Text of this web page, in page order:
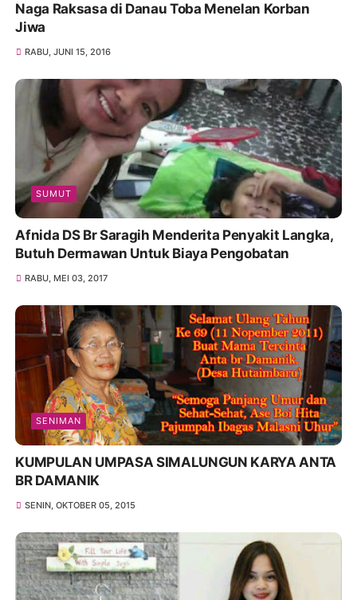
Naga Raksasa di Danau Toba Menelan Korban
Jiwa
RABU, JUNI 15, 2016
SUMUT
Afnida DS Br Saragih Menderita Penyakit Langka,
Butuh Dermawan Untuk Biaya Pengobatan
RABU, MEI 03, 2017
SENIMAN
KUMPULAN UMPASA SIMALUNGUN KARYA ANTA
BR DAMANIK
SENIN, OKTOBER 05, 2015